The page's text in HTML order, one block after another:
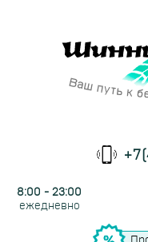
8:00 - 23:00
ежедневно